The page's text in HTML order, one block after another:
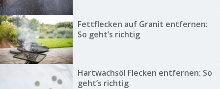
Fettflecken auf Granit entfernen:
So geht’s richtig
Hartwachsöl Flecken entfernen: So
geht’s richtig